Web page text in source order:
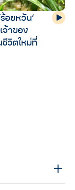
อยหวัน’
จ้าของ
ชีวิตใหม่ที่